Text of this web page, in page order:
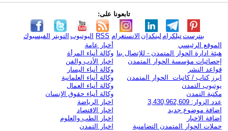
تابعونا على:
الفيسبوك التويتر اليوتيوب RSS الانستغرام لينكدإن تيلكرامبنترست
الموقع الرئيسي
هيئة ادارة الحوار المتمدن - للإتصال بنا
إحصائيات مؤسسة الحوار المتمدن
قواعد النشر
ابرز كتاب / كاتبات الحوار المتمدن
يوتيوب التمدن
مكتبة التمدن
عدد الزوار: 3,430,962,609
اضافة موضوع جديد
اضافة الاخبار
حملات الحوار المتمدن التضامنية
أخبار عامة
وكالة أنباء المرأة
اخبار الأدب والفن
وكالة أنباء اليسار
وكالة أنباء العلمانية
وكالة أنباء العمال
وكالة أنباء حقوق الإنسان
اخبار الرياضة
اخبار الاقتصاد
اخبار الطب والعلوم
اخبار التمدن